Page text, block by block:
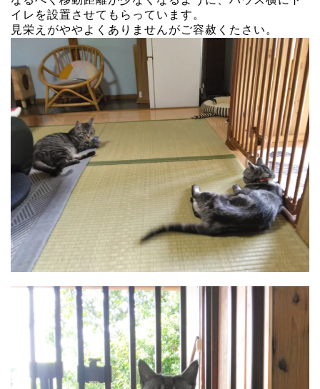
イレを設置させてもらっています。
見栄えがややよくありませんがご容赦くたさい。